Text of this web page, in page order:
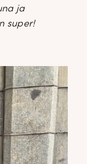
ja
super!